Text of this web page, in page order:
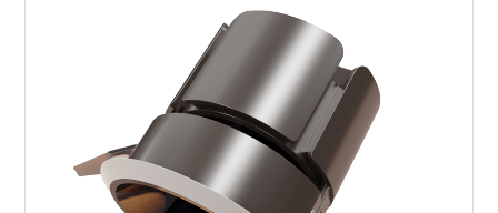
服务与支持
人才发展
联系我们